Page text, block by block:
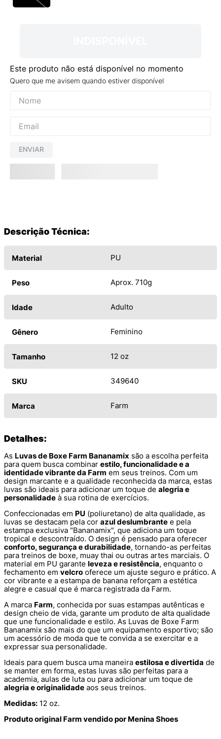
Este produto não está disponível no momento
Quero que me avisem quando estiver disponível
ENVIAR
Descrição Técnica:
Material PU
Peso Aprox. 710g
Idade Adulto
Gênero Feminino
Tamanho 12 oz
SKU 349640
Marca Farm
Detalhes:
As Luvas de Boxe Farm Bananamix são a escolha perfeita
para quem busca combinar estilo, funcionalidade e a
identidade vibrante da Farm em seus treinos. Com um
design marcante e a qualidade reconhecida da marca, estas
luvas são ideais para adicionar um toque de alegria e
personalidade à sua rotina de exercícios.
Confeccionadas em PU (poliuretano) de alta qualidade, as
luvas se destacam pela cor azul deslumbrante e pela
estampa exclusiva "Bananamix", que adiciona um toque
tropical e descontraído. O design é pensado para oferecer
conforto, segurança e durabilidade, tornando-as perfeitas
para treinos de boxe, muay thai ou outras artes marciais. O
material em PU garante leveza e resistência, enquanto o
fechamento em velcro oferece um ajuste seguro e prático. A
cor vibrante e a estampa de banana reforçam a estética
alegre e casual que é marca registrada da Farm.
A marca Farm, conhecida por suas estampas autênticas e
design cheio de vida, garante um produto de alta qualidade
que une funcionalidade e estilo. As Luvas de Boxe Farm
Bananamix são mais do que um equipamento esportivo; são
um acessório de moda que te convida a se exercitar e a
expressar sua personalidade.
Ideais para quem busca uma maneira estilosa e divertida de
se manter em forma, estas luvas são perfeitas para a
academia, aulas de luta ou para adicionar um toque de
alegria e originalidade aos seus treinos.
Medidas: 12 oz.
Produto original Farm vendido por Menina Shoes
VANS TÊNIS VANS ULTRARANGE